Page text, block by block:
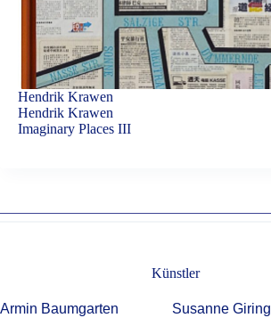
Hendrik Krawen
Hendrik Krawen
Imaginary Places III
Künstler
Armin Baumgarten Susanne Giring